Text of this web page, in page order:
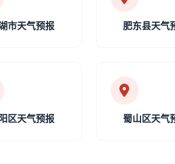
市天气预报 肥东县天气
区天气预报 蜀山区天气